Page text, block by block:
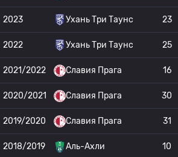
2023 Ухань Три Таунс 23
2022 Ухань Три Таунс 25
2021/2022 Славия Прага 16
2020/2021 Славия Прага 30
2019/2020 Славия Прага 31
2018/2019 Аль-Ахли 10